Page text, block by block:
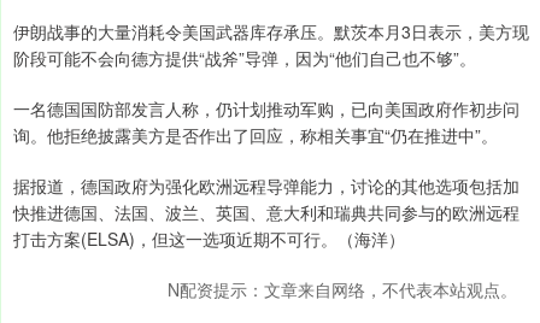
伊朗战事的大量消耗令美国武器库存承压。默茨本月3日表示，美方现
阶段可能不会向德方提供“战斧”导弹，因为“他们自己也不够”。
一名德国国防部发言人称，仍计划推动军购，已向美国政府作初步问
询。他拒绝披露美方是否作出了回应，称相关事宜“仍在推进中”。
据报道，德国政府为强化欧洲远程导弹能力，讨论的其他选项包括加
快推进德国、法国、波兰、英国、意大利和瑞典共同参与的欧洲远程
打击方案(ELSA)，但这一选项近期不可行。（海洋）
N配资提示：文章来自网络，不代表本站观点。